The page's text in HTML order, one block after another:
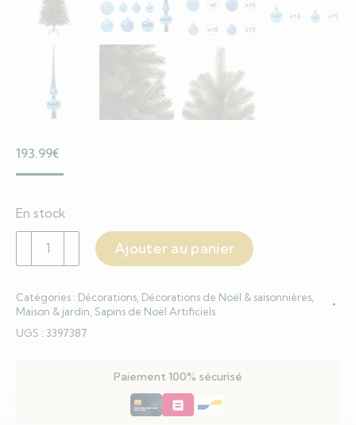
193.99€
En stock
quantité
de
Noël
artificiel
Ajouter au panier
Catégories : Décorations Décorations de Noël & saisonnières
Maison & jardin Sapins de Noël Artificiels
UGS : 3397387
Paiement 100% sécurisé